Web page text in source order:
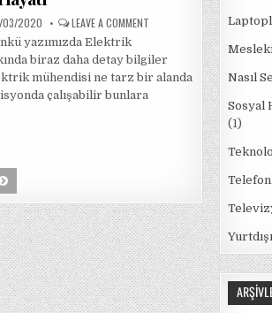
03/2020 LEAVE A COMMENT
MÜHENDISLERIN(ELEKTRIK)
PROFESYONEL
HAYATI
yazımızda Elektrik
biraz daha detay bilgiler
mühendisi ne tarz bir alanda
çalışabilir bunlara
Nasıl
Sosyal
(1)